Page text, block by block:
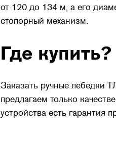
от 120 до 134 м, а его
стопорный механизм.
Где купить?
Заказать ручные лебедки
предлагаем только
устройства есть гарантия